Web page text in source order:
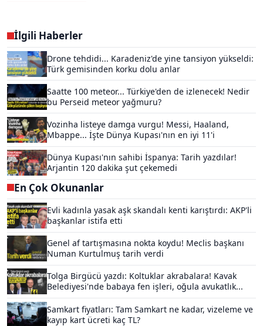
İlgili Haberler
Drone tehdidi... Karadeniz'de yine tansiyon yükseldi:
Türk gemisinden korku dolu anlar
Saatte 100 meteor... Türkiye'den de izlenecek! Nedir
bu Perseid meteor yağmuru?
Vozinha listeye damga vurgu! Messi, Haaland,
Mbappe... İşte Dünya Kupası'nın en iyi 11'i
Dünya Kupası'nın sahibi İspanya: Tarih yazdılar!
Arjantin 120 dakika şut çekemedi
En Çok Okunanlar
Evli kadınla yasak aşk skandalı kenti karıştırdı: AKP'li
başkanlar istifa etti
Genel af tartışmasına nokta koydu! Meclis başkanı
Numan Kurtulmuş tarih verdi
Tolga Birgücü yazdı: Koltuklar akrabalara! Kavak
Belediyesi'nde babaya fen işleri, oğula avukatlık...
Samkart fiyatları: Tam Samkart ne kadar, vizeleme ve
kayıp kart ücreti kaç TL?